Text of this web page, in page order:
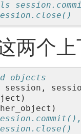
两个
objects
session ,
)
)